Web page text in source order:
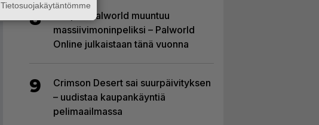
8
Hittipeli Palworld muuntuu
massiivimoninpeliksi – Palworld
Online julkaistaan tänä vuonna
9
Crimson Desert sai suurpäivityksen
– uudistaa kaupankäyntiä
pelimaailmassa
Tietosuojakäytäntömme